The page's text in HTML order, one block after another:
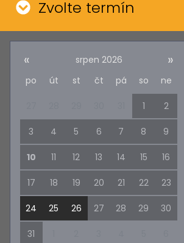
Zvolte termín
« srpen 2026 »
po út st čt pá so ne
1 2
3 4 5 6 7 8 9
10 11 12 13 14 15 16
17 18 19 20 21 22 23
24 25 26 27 28 29 30
31